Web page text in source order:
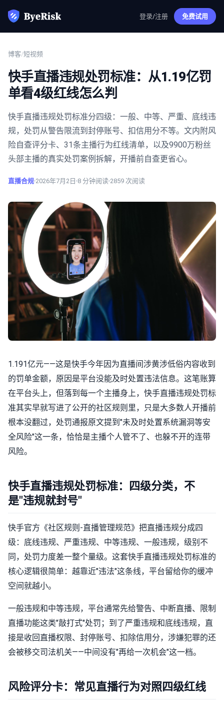
登录/注册 免费试用
博客/短视频
快手直播违规处罚标准：从1.19亿罚
单看4级红线怎么判
快手直播违规处罚标准分四级：一般、中等、严重、底线违
规，处罚从警告限流到封停账号、扣信用分不等。文内附风
险自查评分卡、31条主播行为红线清单，以及9900万粉丝
头部主播的真实处罚案例拆解，开播前自查更省心。
直播合规 2026年7月2日 8 分钟阅读 2859 次阅读
1.191亿元——这是快手今年因为直播间涉黄涉低俗内容收到
的罚单金额，原因是平台没能及时处置违法信息。这笔账算
在平台头上，但落到每一个主播身上，快手直播违规处罚标
准其实早就写进了公开的社区规则里，只是大多数人开播前
根本没翻过，处罚通报原文提到"未及时处置系统漏洞等安
全风险"这一条，恰恰是主播个人管不了、也躲不开的连带
风险。
快手直播违规处罚标准：四级分类，不
是"违规就封号"
快手官方《社区规则-直播管理规范》把直播违规分成四
级：底线违规、严重违规、中等违规、一般违规，级别不
同，处罚力度差一整个量级。这套快手直播违规处罚标准的
核心逻辑很简单：越靠近"违法"这条线，平台留给你的缓冲
空间就越小。
一般违规和中等违规，平台通常先给警告、中断直播、限制
直播功能这类"敲打式"处罚；到了严重违规和底线违规，直
接是收回直播权限、封停账号、扣除信用分，涉嫌犯罪的还
会被移交司法机关——中间没有"再给一次机会"这一档。
风险评分卡：常见直播行为对照四级红线